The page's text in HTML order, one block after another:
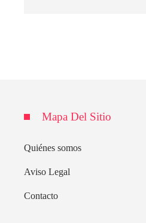
Mapa Del Sitio
Quiénes somos
Aviso Legal
Contacto